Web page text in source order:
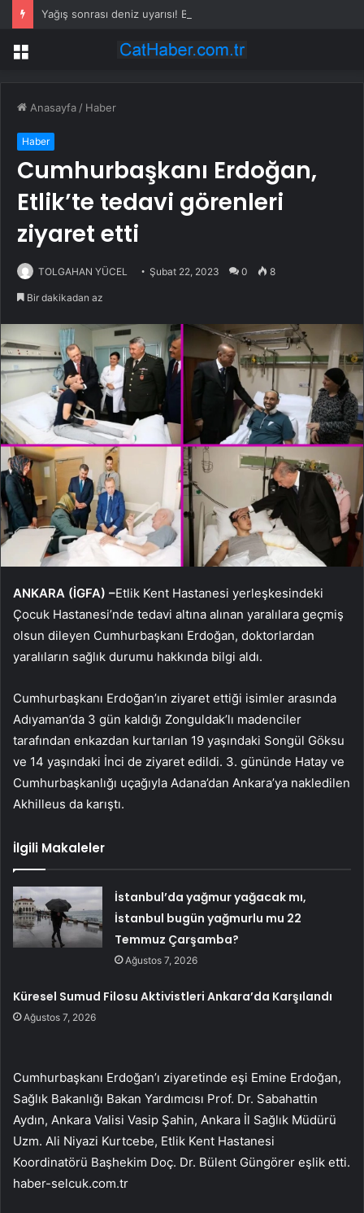
Menü
Anasayfa / Haber
Haber
Cumhurbaşkanı Erdoğan,
Etlik’te tedavi görenleri
ziyaret etti
TOLGAHAN YÜCEL Şubat 22, 2023 0 8
Bir dakikadan az
ANKARA (İGFA) –Etlik Kent Hastanesi yerleşkesindeki
Çocuk Hastanesi’nde tedavi altına alınan yaralılara geçmiş
olsun dileyen Cumhurbaşkanı Erdoğan, doktorlardan
yaralıların sağlık durumu hakkında bilgi aldı.
Cumhurbaşkanı Erdoğan’ın ziyaret ettiği isimler arasında
Adıyaman’da 3 gün kaldığı Zonguldak’lı madenciler
tarafından enkazdan kurtarılan 19 yaşındaki Songül Göksu
ve 14 yaşındaki İnci de ziyaret edildi. 3. gününde Hatay ve
Cumhurbaşkanlığı uçağıyla Adana’dan Ankara’ya nakledilen
Akhilleus da karıştı.
İlgili Makaleler
İstanbul’da yağmur yağacak mı,
İstanbul bugün yağmurlu mu 22
Temmuz Çarşamba?
Ağustos 7, 2026
Küresel Sumud Filosu Aktivistleri Ankara’da Karşılandı
Ağustos 7, 2026
Cumhurbaşkanı Erdoğan’ı ziyaretinde eşi Emine Erdoğan,
Sağlık Bakanlığı Bakan Yardımcısı Prof. Dr. Sabahattin
Aydın, Ankara Valisi Vasip Şahin, Ankara İl Sağlık Müdürü
Uzm. Ali Niyazi Kurtcebe, Etlik Kent Hastanesi
Koordinatörü Başhekim Doç. Dr. Bülent Güngörer eşlik etti.
haber-selcuk.com.tr